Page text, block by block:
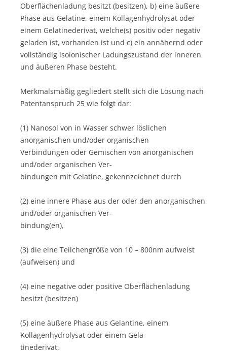
Oberflächenladung besitzt (besitzen), b) eine äußere
Phase aus Gelatine, einem Kollagenhydrolysat oder
einem Gelatinederivat, welche(s) positiv oder negativ
geladen ist, vorhanden ist und c) ein annähernd oder
vollständig isoionischer Ladungszustand der inneren
und äußeren Phase besteht.
Merkmalsmäßig gegliedert stellt sich die Lösung nach
Patentanspruch 25 wie folgt dar:
(1) Nanosol von in Wasser schwer löslichen
anorganischen und/oder organischen
Verbindungen oder Gemischen von anorganischen
und/oder organischen Ver-
bindungen mit Gelatine, gekennzeichnet durch
(2) eine innere Phase aus der oder den anorganischen
und/oder organischen Ver-
bindung(en),
(3) die eine Teilchengröße von 10 – 800nm aufweist
(aufweisen) und
(4) eine negative oder positive Oberflächenladung
besitzt (besitzen)
(5) eine äußere Phase aus Gelantine, einem
Kollagenhydrolysat oder einem Gela-
tinederivat,